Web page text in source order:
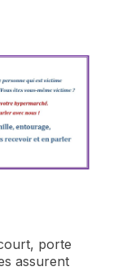
porte
assurent